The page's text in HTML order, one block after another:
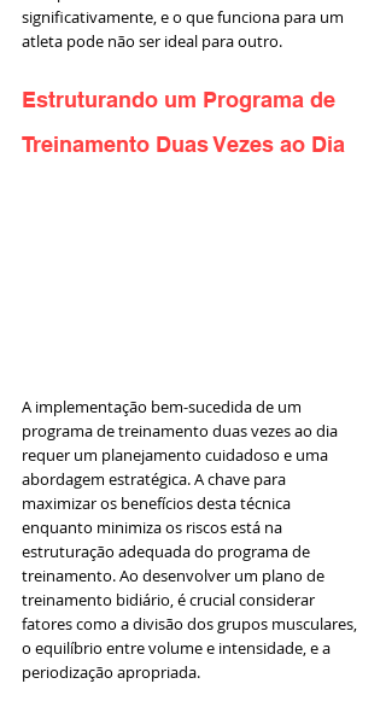
significativamente, e o que funciona para um
atleta pode não ser ideal para outro.
Estruturando um Programa de
Treinamento Duas Vezes ao Dia
A implementação bem-sucedida de um
programa de treinamento duas vezes ao dia
requer um planejamento cuidadoso e uma
abordagem estratégica. A chave para
maximizar os benefícios desta técnica
enquanto minimiza os riscos está na
estruturação adequada do programa de
treinamento. Ao desenvolver um plano de
treinamento bidiário, é crucial considerar
fatores como a divisão dos grupos musculares,
o equilíbrio entre volume e intensidade, e a
periodização apropriada.